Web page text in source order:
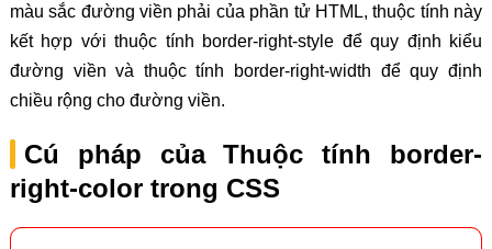
màu sắc đường viền phải của phần tử HTML, thuộc tính này
kết hợp với thuộc tính border-right-style để quy định kiểu
đường viền và thuộc tính border-right-width để quy định
chiều rộng cho đường viền.
Cú pháp của Thuộc tính border-
right-color trong CSS